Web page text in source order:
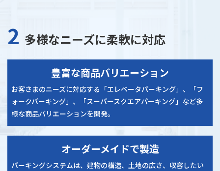
2 多様なニーズに柔軟に対応
豊富な商品バリエーション
お客さまのニーズに対応する「エレベータパーキング」、「フ
ォークパーキング」、「スーパースクエアパーキング」など多
様な商品バリエーションを開発。
オーダーメイドで製造
パーキングシステムは、建物の構造、土地の広さ、収容したい